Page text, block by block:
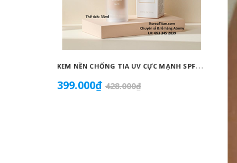
K
EM NỀN CHỐNG TIA UV CỰC MẠNH SPF50+ PA++++, BÁM DÍNH CAO, KHÔNG VÓN CỤC, DƯỠNG ẨM VÀ DƯỠNG TRẮNG DA HOÀN HẢO NO.23 (MÀU BEIGE) - ATOMY BB ABSOLUTE 23 - 애터미 앱솔루트 BB - АТОМИ АБСОЛЮТ BB №23
399.000₫ 428.000₫